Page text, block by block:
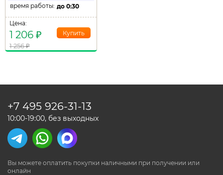
время работы: до 0:30
Цена:
1 206 ₽
1 256₽
Вы можете оплатить покупки наличными при получении или
онлайн
+7 495 926-31-13
10:00-19:00, без выходных